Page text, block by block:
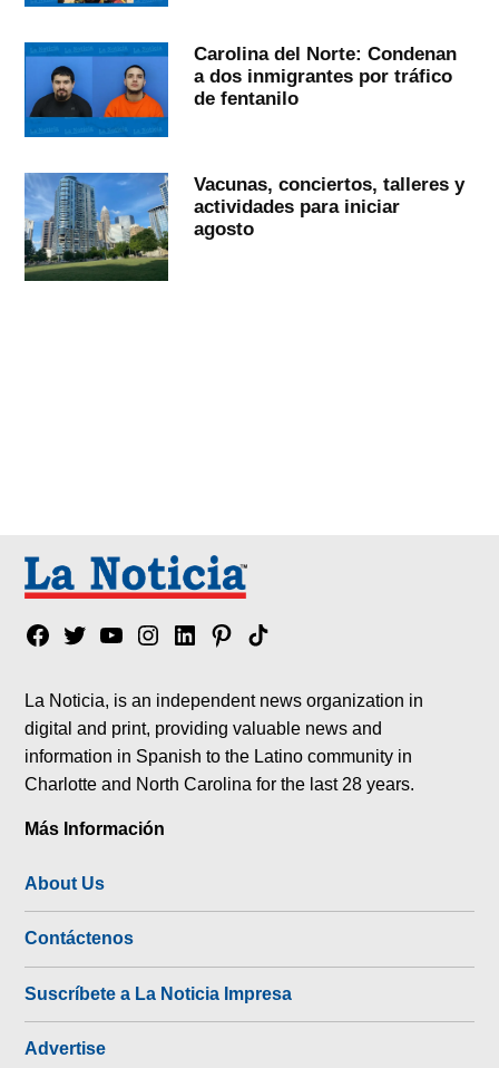
Carolina del Norte: Condenan
a dos inmigrantes por tráfico
de fentanilo
Vacunas, conciertos, talleres y
actividades para iniciar
agosto
Facebook
TwitterYouTubeInstagram
LinkedinPinterest
Tik
La Noticia, is an independent news organization in
digital and print, providing valuable news and
information in Spanish to the Latino community in
Charlotte and North Carolina for the last 28 years.
Más Información
About Us
Contáctenos
Suscríbete a La Noticia Impresa
Advertise